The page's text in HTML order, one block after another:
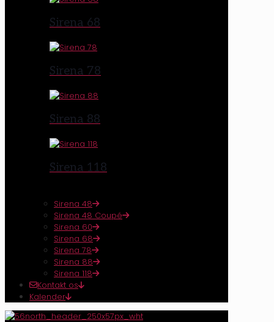
Sirena 68
Sirena 78
Sirena 88
Sirena 118
Sirena 48
Sirena 48 Coupé
Sirena 60
Sirena 68
Sirena 78
Sirena 88
Sirena 118
Kontakt os
Kalender